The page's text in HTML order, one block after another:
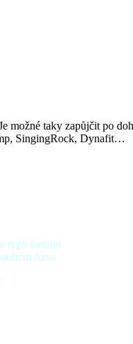
taky zapůjčit po
SingingRock, Dynafit…
typů batohů
Arva